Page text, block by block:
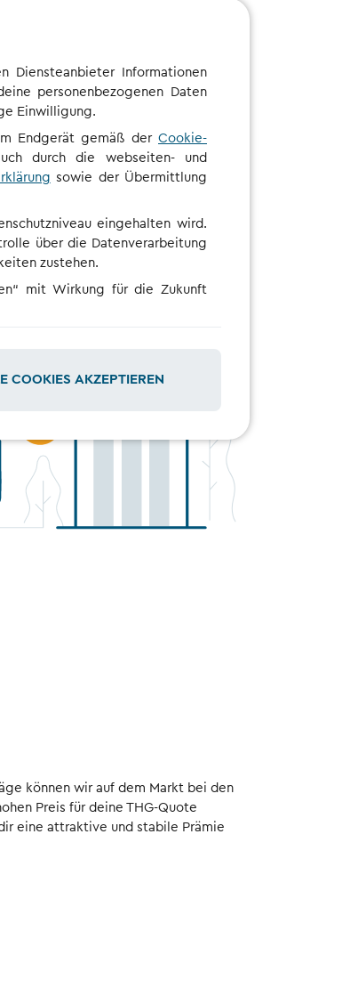
können wir auf dem Markt bei den
Preis für deine THG-Quote
eine attraktive und stabile Prämie
Diensteanbieter Informationen
personenbezogenen Daten
Einwilligung.
Endgerät gemäß der Cookie-
durch die webseiten- und
sowie der Übermittlung
eingehalten wird.
über die Datenverarbeitung
zustehen.
mit Wirkung für die Zukunft
COOKIES AKZEPTIEREN